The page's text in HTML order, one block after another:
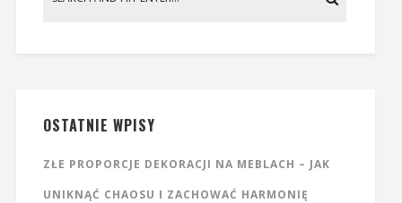
OSTATNIE WPISY
ZŁE PROPORCJE DEKORACJI NA MEBLACH – JAK
UNIKNĄĆ CHAOSU I ZACHOWAĆ HARMONIĘ